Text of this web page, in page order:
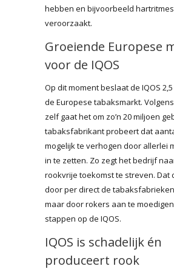
hebben en bijvoorbeeld
veroorzaakt.
Groeiende Europese
voor de IQOS
Op dit moment beslaat de IQOS
de Europese tabaksmarkt.
zelf gaat het om zo’n 20 miljoen
tabaksfabrikant probeert dat
mogelijk te verhogen door allerlei
in te zetten. Zo zegt het bedrijf
rookvrije toekomst te streven. Dat
door per direct de
maar door rokers aan te
stappen op de IQOS.
IQOS is schadelijk én
produceert rook